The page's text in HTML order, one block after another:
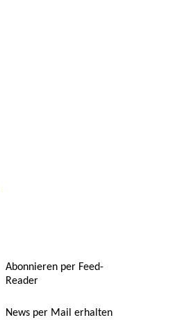
Abonnieren per Feed-
Reader
News per Mail erhalten